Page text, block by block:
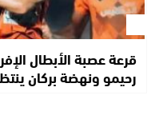
قرعة عصبة الأبطال
رحيمو ونهضة بركان